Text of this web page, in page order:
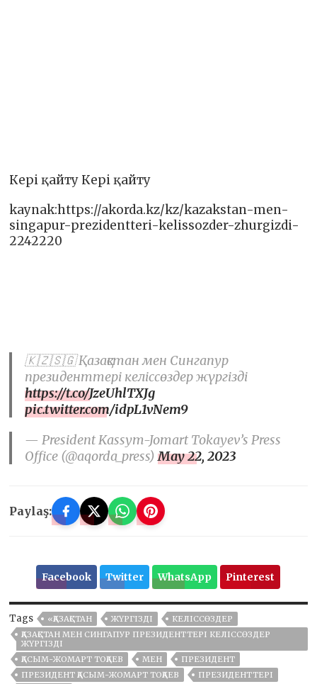
Кері қайту Кері қайту
kaynak:https://akorda.kz/kz/kazakstan-men-
singapur-prezidentteri-kelissozder-zhurgizdi-
2242220
🇰🇿🇸🇬 Қазақстан мен Сингапур
президенттері келіссөздер жүргізді
https://t.co/JzeUhlTXJg
pic.twitter.com/idpL1vNem9
— President Kassym-Jomart Tokayev’s Press
Office (@aqorda_press)May 22, 2023
Paylaş:
Facebook Twitter WhatsApp Pinterest
Tags «ҚАЗАҚСТАН ЖҮРГІЗДІ
КЕЛІССӨЗДЕР
ҚАЗАҚСТАН МЕН СИНГАПУР ПРЕЗИДЕНТТЕРІ КЕЛІССӨЗДЕР
ЖҮРГІЗДІ
ҚАСЫМ-ЖОМАРТ ТОҚАЕВ
МЕН
ПРЕЗИДЕНТ
ПРЕЗИДЕНТ ҚАСЫМ-ЖОМАРТ ТОҚАЕВ
ПРЕЗИДЕНТТЕРІ